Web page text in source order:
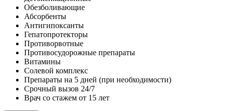
Обезболивающие
Абсорбенты
Антигипоксанты
Гепатопротекторы
Противорвотные
Противосудорожные препараты
Витамины
Солевой комплекс
Препараты на 5 дней (при необходимости)
Срочный вызов 24/7
Врач со стажем от 15 лет